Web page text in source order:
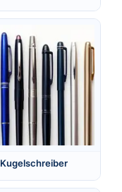
Kugelschreiber